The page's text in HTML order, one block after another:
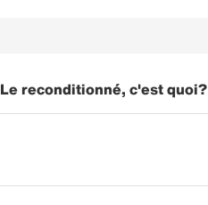
Le reconditionné, c'est quoi?